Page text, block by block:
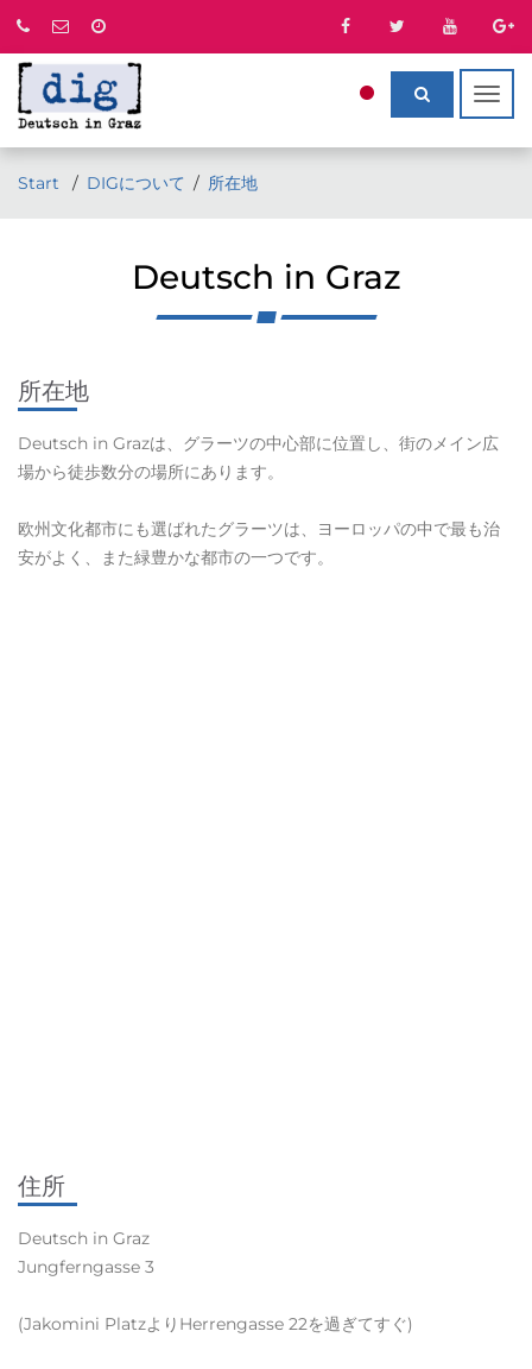
Start DIGについて 所在地
Deutsch in Graz
所在地
Deutsch in Grazは、グラーツの中心部に位置し、街のメイン広
場から徒歩数分の場所にあります。
欧州文化都市にも選ばれたグラーツは、ヨーロッパの中で最も治
安がよく、また緑豊かな都市の一つです。
住所
Deutsch in Graz
Jungferngasse 3
(Jakomini PlatzよりHerrengasse 22を過ぎてすぐ)